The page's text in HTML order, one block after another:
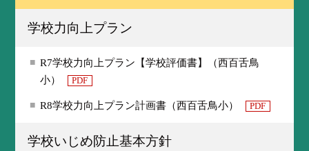
学校力向上プラン
R7学校力向上プラン【学校評価書】（西百舌鳥
小）
PDF
R8学校力向上プラン計画書（西百舌鳥小） PDF
学校いじめ防止基本方針